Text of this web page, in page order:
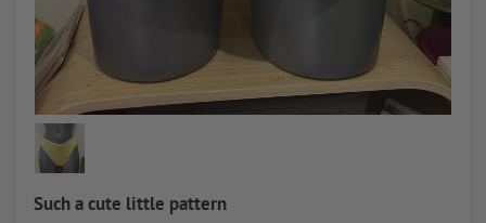
Such a cute little pattern